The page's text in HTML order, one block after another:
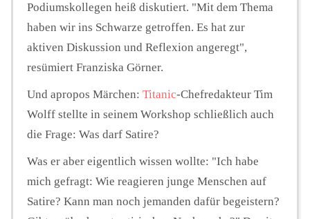
Podiumskollegen heiß diskutiert. "Mit dem Thema
haben wir ins Schwarze getroffen. Es hat zur
aktiven Diskussion und Reflexion angeregt",
resümiert Franziska Görner.
Und apropos Märchen: Titanic-Chefredakteur Tim
Wolff stellte in seinem Workshop schließlich auch
die Frage: Was darf Satire?
Was er aber eigentlich wissen wollte: "Ich habe
mich gefragt: Wie reagieren junge Menschen auf
Satire? Kann man noch jemanden dafür begeistern?